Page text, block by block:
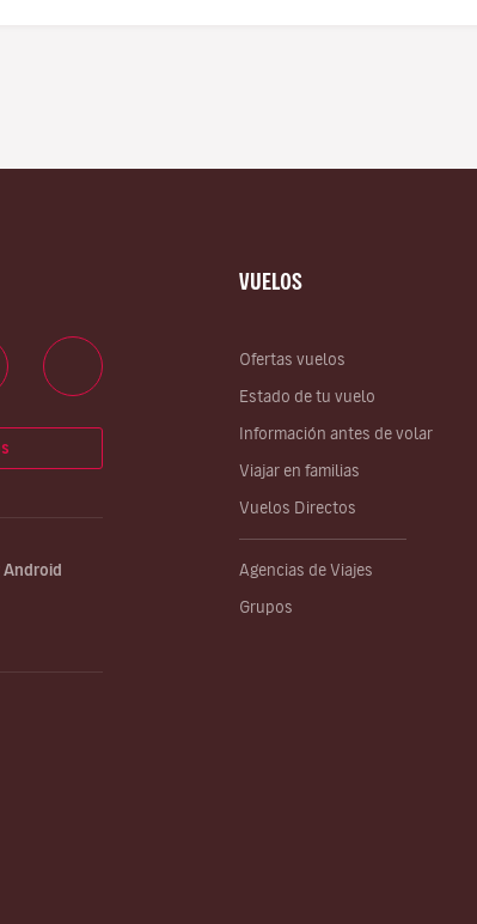
VUELOS
Ofertas vuelos
Estado de tu vuelo
Información antes de volar
Viajar en familias
Vuelos Directos
Agencias de Viajes
Grupos
Android